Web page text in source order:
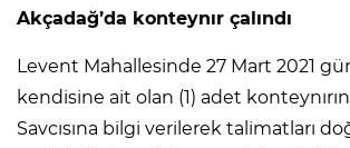
Akçadağ’da konteynır çalındı
Levent Mahallesinde 27 Mart 2021
kendisine ait olan (1) adet
Savcısına bilgi verilerek talimatları